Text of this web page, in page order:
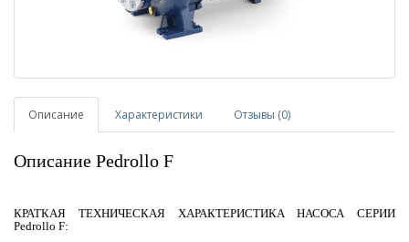
Описание Характеристики Отзывы (0)
Описание Pedrollo F
КРАТКАЯ ТЕХНИЧЕСКАЯ ХАРАКТЕРИСТИКА НАСОСА СЕРИИ
Pedrollo F: